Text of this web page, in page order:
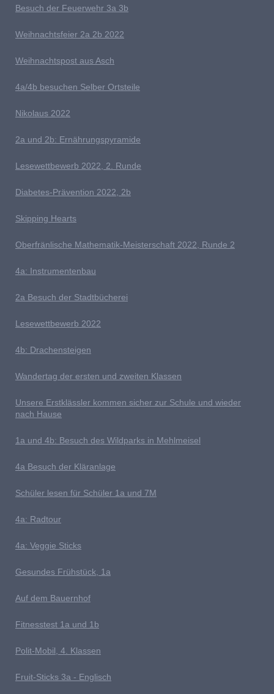
Besuch der Feuerwehr 3a 3b
Weihnachtsfeier 2a 2b 2022
Weihnachtspost aus Asch
4a/4b besuchen Selber Ortsteile
Nikolaus 2022
2a und 2b: Ernährungspyramide
Lesewettbewerb 2022, 2. Runde
Diabetes-Prävention 2022, 2b
Skipping Hearts
Oberfränlische Mathematik-Meisterschaft 2022, Runde 2
4a: Instrumentenbau
2a Besuch der Stadtbücherei
L esewettbewerb 2022
4b: Drachensteigen
Wandertag der ersten und zweiten Klassen
Unsere Erstklässler kommen sicher zur Schule und wieder
nach Hause
1a und 4b: Besuch des Wildparks in Mehlmeisel
4a Besuch der Kläranlage
Schüler lesen für Schüler 1a und 7M
4a: Radtour
4a: Veggie Sticks
Gesundes Frühstück, 1a
Auf dem Bauernhof
Fitnesstest 1a und 1b
Polit-Mobil, 4. Klassen
Fruit-Sticks 3a - Englisch